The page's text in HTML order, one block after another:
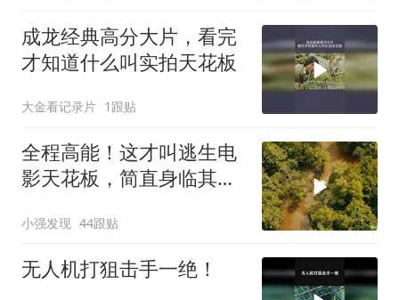
成龙经典高分大片，看完
才知道什么叫实拍天花板
大金看记录片 1跟贴
全程高能！这才叫逃生电
影天花板，简直身临其
小强发现 44跟贴
无人机打狙击手一绝！